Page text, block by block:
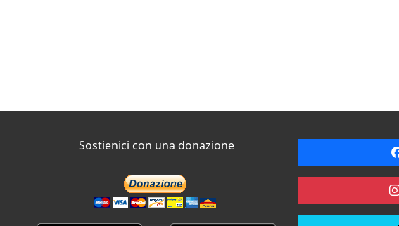
Sostienici con una donazione